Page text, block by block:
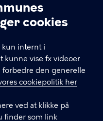
cookies
kun internt i
kunne vise fx videoer
den generelle
cookiepolitik her
ved at klikke på
finder som link